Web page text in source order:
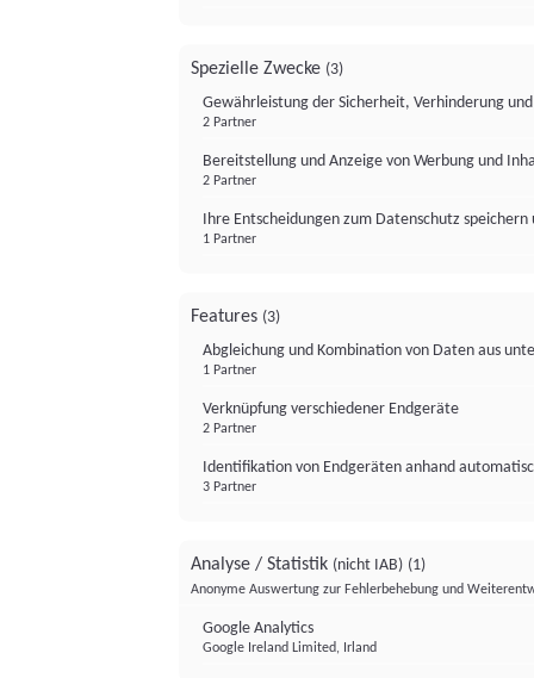
Spezielle Zwecke (3)
Gewährleistung der Sicherheit, Verhinderung
2 Partner
Bereitstellung und Anzeige von Werbung und
2 Partner
Ihre Entscheidungen zum Datenschutz
1 Partner
Features (3)
Abgleichung und Kombination von Daten aus
1 Partner
Verknüpfung verschiedener Endgeräte
2 Partner
Identifikation von Endgeräten anhand
3 Partner
Analyse / Statistik (nicht IAB) (1)
Anonyme Auswertung zur Fehlerbehebung und
Google Analytics
Google Ireland Limited, Irland